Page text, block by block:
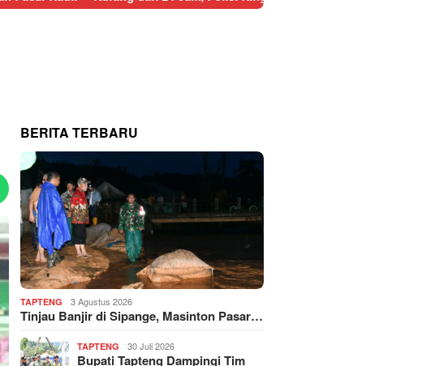
BERITA TERBARU
TAPTENG 3 Agustus 2026
Tinjau Banjir di Sipange, Masinton Pasar…
TAPTENG 30 Juli 2026
Bupati Tapteng Dampingi Tim